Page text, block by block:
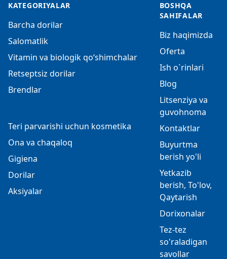
KATEGORIYALAR
Barcha dorilar
Salomatlik
Vitamin va biologik qo‘shimchalar
Retseptsiz dorilar
Brendlar
Teri parvarishi uchun kosmetika
Ona va chaqaloq
Gigiena
Dorilar
Aksiyalar
BOSHQA
SAHIFALAR
Biz haqimizda
Oferta
Ish o`rinlari
Blog
Litsenziya va
guvohnoma
Kontaktlar
Buyurtma
berish yo'li
Yetkazib
berish, To'lov,
Qaytarish
Dorixonalar
Tez-tez
so'raladigan
savollar